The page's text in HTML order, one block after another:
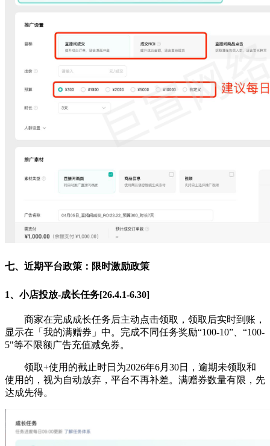
七、近期平台政策：限时激励政策
1、小店投放-成长任务[26.4.1-6.30]
商家在完成成长任务后主动点击领取，领取后实时到账，
显示在「我的满赠券」中。完成不同任务奖励“100-10”、“100-
5"等不限额广告充值减免券。
领取+使用的截止时日为2026年6月30日，逾期未领取和
使用的，视为自动放弃，平台不再补差。满赠券数量有限，先
达成先得。